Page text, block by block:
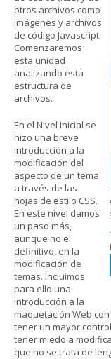
otros archivos como
imágenes y archivos
de código Javascript.
Comenzaremos
esta unidad
analizando esta
estructura de
archivos.
En el Nivel Inicial se
hizo una breve
introducción a la
modificación del
aspecto de un tema
a través de las
hojas de estilo CSS.
En este nivel damos
un paso más,
aunque no el
definitivo, en la
modificación de
temas. Incluimos
para ello una
introducción a la
maquetación Web
tener un mayor
tener miedo a
que no se trata de